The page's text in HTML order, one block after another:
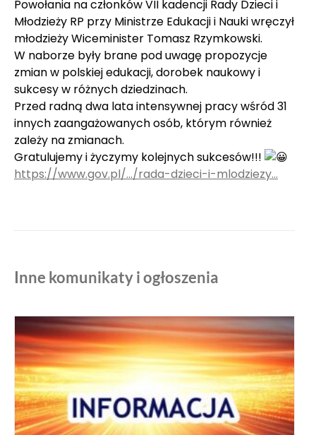
Powołania na członków VII kadencji Rady Dzieci i
Młodzieży RP przy Ministrze Edukacji i Nauki wręczył
młodzieży Wiceminister Tomasz Rzymkowski.
W naborze były brane pod uwagę propozycje
zmian w polskiej edukacji, dorobek naukowy i
sukcesy w różnych dziedzinach.
Przed radną dwa lata intensywnej pracy wśród 31
innych zaangażowanych osób, którym również
zależy na zmianach.
Gratulujemy i życzymy kolejnych sukcesów!!!
https://www.gov.pl/…/rada-dzieci-i-mlodziezy…
Inne komunikaty i ogłoszenia